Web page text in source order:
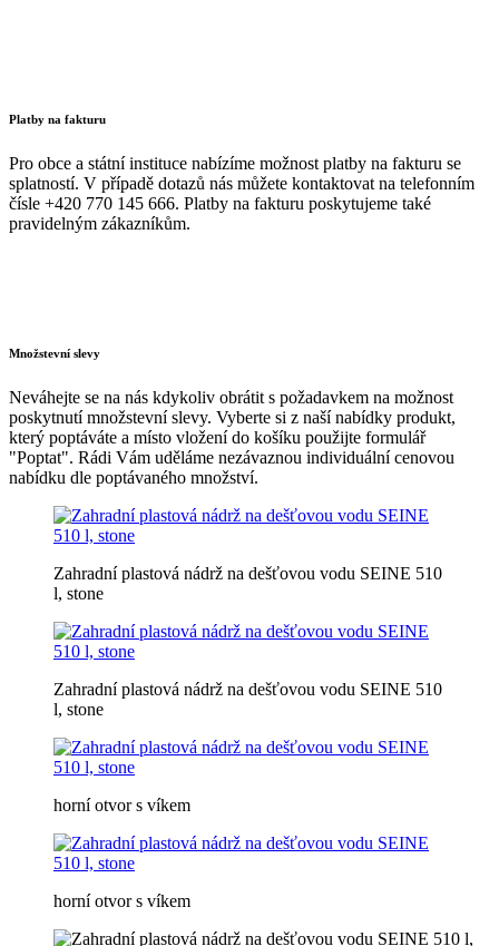
Platby na fakturu
Pro obce a státní instituce nabízíme možnost platby na fakturu se
splatností. V případě dotazů nás můžete kontaktovat na telefonním
čísle +420 770 145 666. Platby na fakturu poskytujeme také
pravidelným zákazníkům.
Množstevní slevy
Neváhejte se na nás kdykoliv obrátit s požadavkem na možnost
poskytnutí množstevní slevy. Vyberte si z naší nabídky produkt,
který poptáváte a místo vložení do košíku použijte formulář
"Poptat". Rádi Vám uděláme nezávaznou individuální cenovou
nabídku dle poptávaného množství.
Zahradní plastová nádrž na dešťovou vodu SEINE 510
l, stone
Zahradní plastová nádrž na dešťovou vodu SEINE 510
l, stone
horní otvor s víkem
horní otvor s víkem